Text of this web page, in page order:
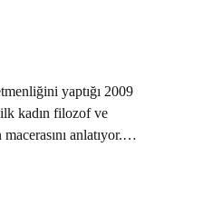
yaptığı 2009
kadın filozof ve
anlatıyor.…